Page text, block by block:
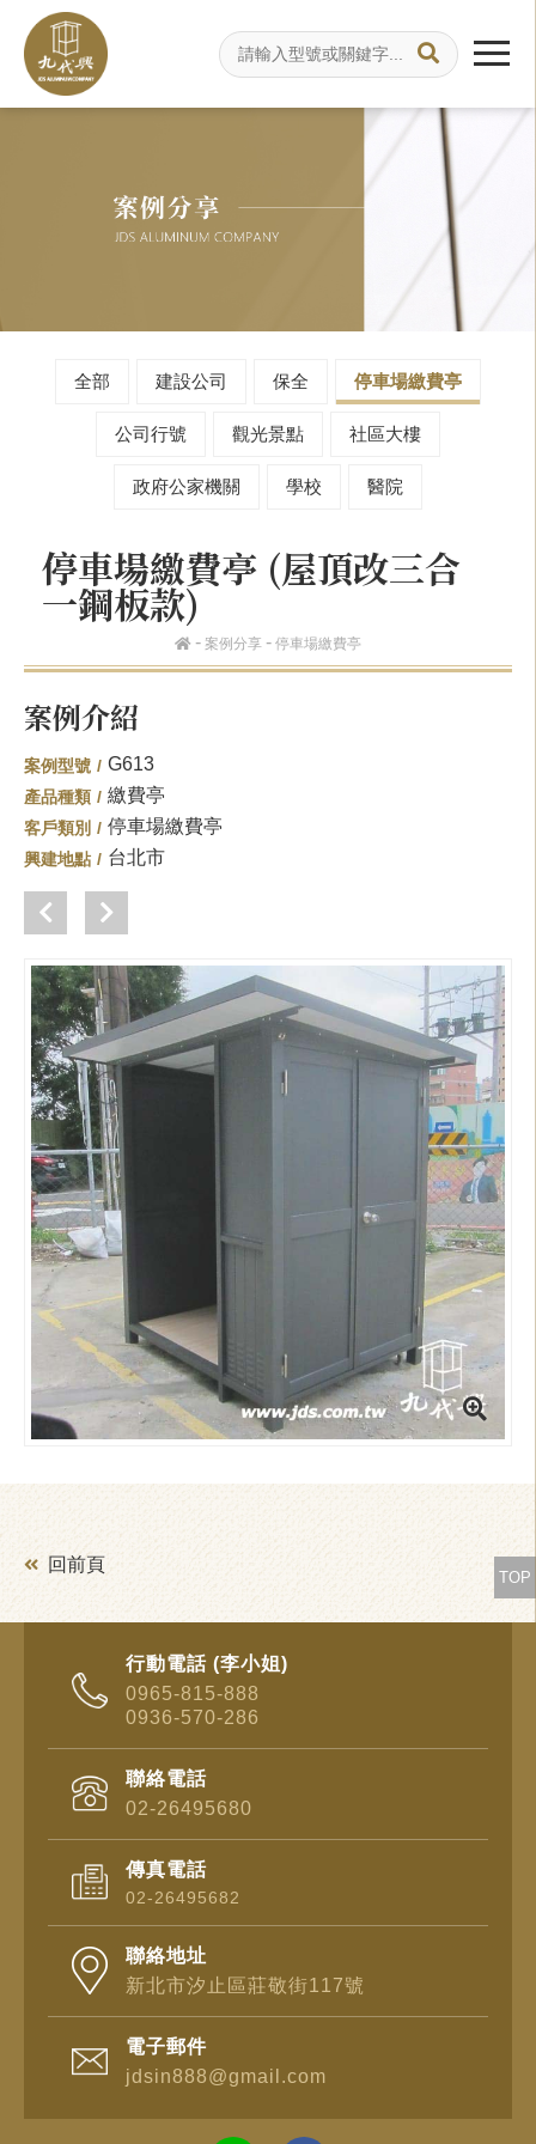
全部 建設公司 保全 停車場繳費亭
公司行號 觀光景點 社區大樓
政府公家機關 學校 醫院
停車場繳費亭 (屋頂改三合
一鋼板款)
案例分享 停車場繳費亭
案例介紹
案例型號 G613
產品種類 繳費亭
客戶類別 停車場繳費亭
興建地點 台北市
回前頁
TOP
行動電話 (李小姐)
0965-815-888
0936-570-286
聯絡電話
02-26495680
傳真電話
02-26495682
聯絡地址
新北市汐止區莊敬街117號
電子郵件
jdsin888@gmail.com